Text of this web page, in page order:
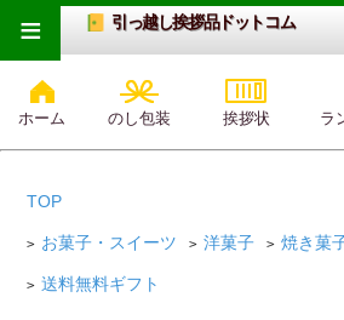
引っ越し挨拶品ドットコム
ホーム のし包装 挨拶状 ラ
≡
TOP
> お菓子・スイーツ > 洋菓子 > 焼き菓
> 送料無料ギフト